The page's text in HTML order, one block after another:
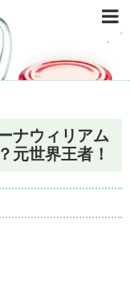
ナウィリアム
元世界王者！